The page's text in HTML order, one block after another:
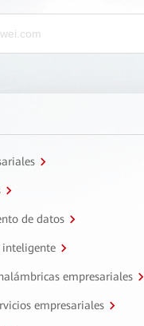
de datos
inteligente
empresariales
empresariales